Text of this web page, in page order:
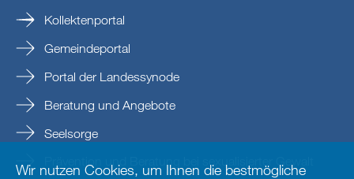
Kollektenportal
Gemeindeportal
Portal der Landessynode
Beratung und Angebote
Seelsorge
Wir nutzen Cookies, um Ihnen die bestmögliche